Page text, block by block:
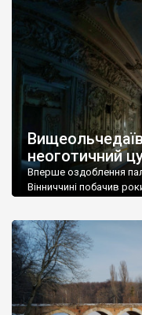
неоготичний
Вперше оздоблення
Вінниччині побачив